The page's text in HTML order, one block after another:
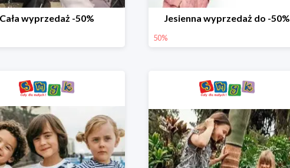
wyprzedaż -50% Jesienna wyprzedaż do -50%
50%